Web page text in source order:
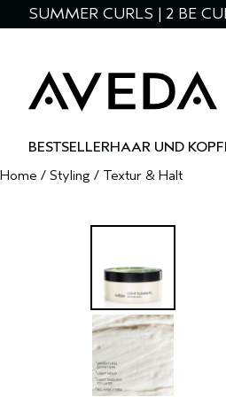
SUMMER CURLS | 2 BE
BESTSELLERHAAR UND
Home / Styling / Textur & Halt